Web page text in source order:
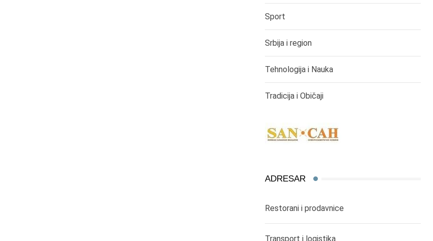
Sport
Srbija i region
Tehnologija i Nauka
Tradicija i Običaji
ADRESAR
Restorani i prodavnice
Transport i logistika